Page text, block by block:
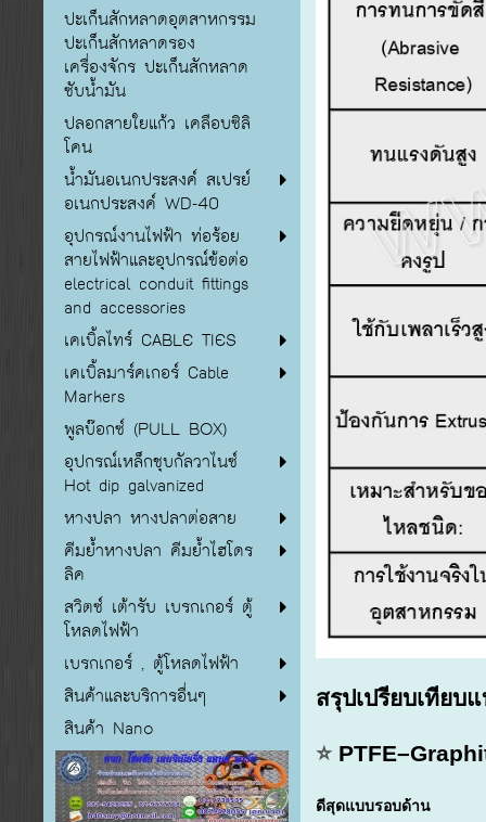
ปะเก็นสักหลาดอุตสาหกรรม
ปะเก็นสักหลาดรอง
เครื่องจักร ปะเก็นสักหลาด
ซับน้ำมัน
ปลอกสายใยแก้ว เคลือบซิลิ
โคน
น้ำมันอเนกประสงค์ สเปรย์
อเนกประสงค์ WD-40
อุปกรณ์งานไฟฟ้า ท่อร้อย
สายไฟฟ้าและอุปกรณ์ข้อต่อ
electrical conduit fittings
and accessories
เคเบิ้ลไทร์ CABLE TIES
เคเบิ้ลมาร์คเกอร์ Cable
Markers
พูลบ๊อกซ์ (PULL BOX)
อุปกรณ์เหล็กชุบกัลวาไนซ์
Hot dip galvanized
หางปลา หางปลาต่อสาย
คีมย้ำหางปลา คีมย้ำไฮโดร
ลิค
สวิตซ์ เต้ารับ เบรกเกอร์ ตู้
โหลดไฟฟ้า
เบรกเกอร์ , ตู้โหลดไฟฟ้า
สินค้าและบริการอื่นๆ
สินค้า Nano
สรุปเปรียบเทียบ
⭐
ดีสุดแบบรอบด้าน